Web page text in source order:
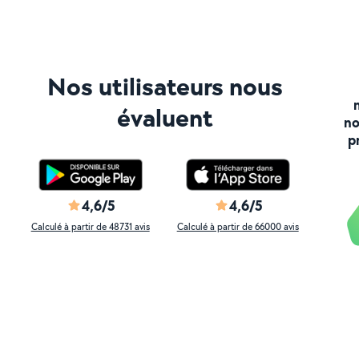
Nos utilisateurs nous
évaluent
4,6/5
Calculé à partir de 48731 avis
4,6/5
Calculé à partir de 66000 avis